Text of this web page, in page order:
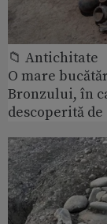
📁 Antichitate
O mare
Bronzului, în
descoperită